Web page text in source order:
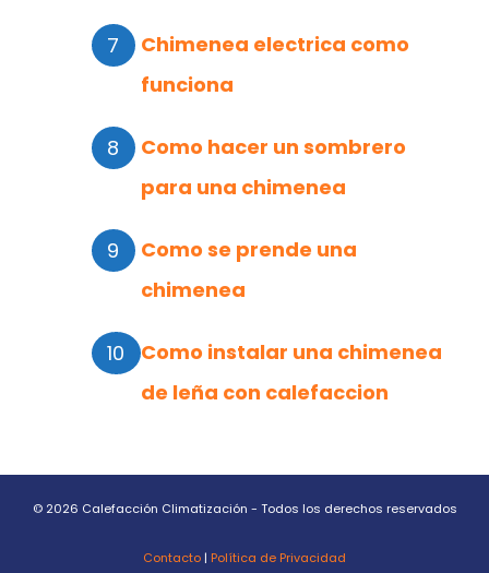
Chimenea electrica como
funciona
Como hacer un sombrero
para una chimenea
Como se prende una
chimenea
Como instalar una chimenea
de leña con calefaccion
© 2026 Calefacción Climatización - Todos los derechos reservados
Contacto | Política de Privacidad